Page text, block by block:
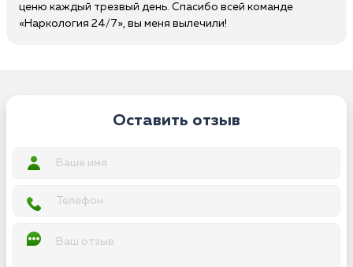
ценю каждый трезвый день. Спасибо всей команде
«Наркология 24/7», вы меня вылечили!
Оставить отзыв